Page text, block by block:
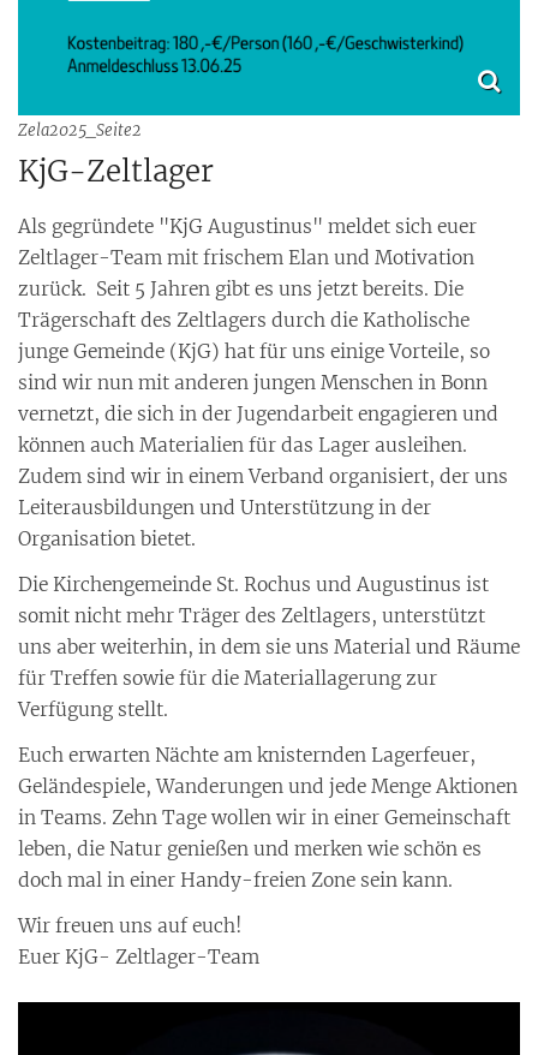
Zela2025_Seite2
KjG-Zeltlager
Als gegründete "KjG Augustinus" meldet sich euer
Zeltlager-Team mit frischem Elan und Motivation
zurück. Seit 5 Jahren gibt es uns jetzt bereits. Die
Trägerschaft des Zeltlagers durch die Katholische
junge Gemeinde (KjG) hat für uns einige Vorteile, so
sind wir nun mit anderen jungen Menschen in Bonn
vernetzt, die sich in der Jugendarbeit engagieren und
können auch Materialien für das Lager ausleihen.
Zudem sind wir in einem Verband organisiert, der uns
Leiterausbildungen und Unterstützung in der
Organisation bietet.
Die Kirchengemeinde St. Rochus und Augustinus ist
somit nicht mehr Träger des Zeltlagers, unterstützt
uns aber weiterhin, in dem sie uns Material und Räume
für Treffen sowie für die Materiallagerung zur
Verfügung stellt.
Euch erwarten Nächte am knisternden Lagerfeuer,
Geländespiele, Wanderungen und jede Menge Aktionen
in Teams. Zehn Tage wollen wir in einer Gemeinschaft
leben, die Natur genießen und merken wie schön es
doch mal in einer Handy-freien Zone sein kann.
Wir freuen uns auf euch!
Euer KjG- Zeltlager-Team